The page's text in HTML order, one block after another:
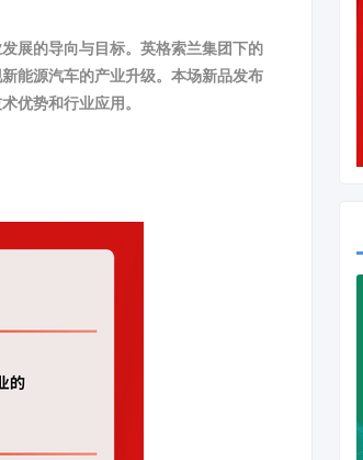
展的导向与目标。英格索兰集团下的
能源汽车的产业升级。本场新品发布
优势和行业应用。